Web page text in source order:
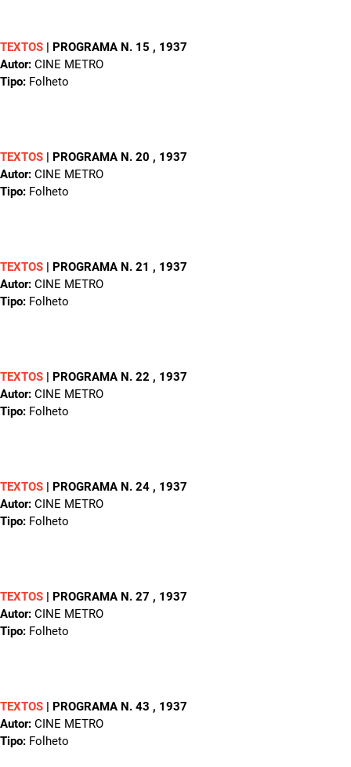
TEXTOS | PROGRAMA N. 15 , 1937
Autor: CINE METRO
Tipo: Folheto
TEXTOS | PROGRAMA N. 20 , 1937
Autor: CINE METRO
Tipo: Folheto
TEXTOS | PROGRAMA N. 21 , 1937
Autor: CINE METRO
Tipo: Folheto
TEXTOS | PROGRAMA N. 22 , 1937
Autor: CINE METRO
Tipo: Folheto
TEXTOS | PROGRAMA N. 24 , 1937
Autor: CINE METRO
Tipo: Folheto
TEXTOS | PROGRAMA N. 27 , 1937
Autor: CINE METRO
Tipo: Folheto
TEXTOS | PROGRAMA N. 43 , 1937
Autor: CINE METRO
Tipo: Folheto